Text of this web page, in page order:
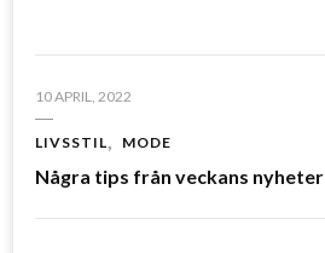
10 APRIL, 2022
LIVSSTIL MODE
Några tips från veckans nyheter